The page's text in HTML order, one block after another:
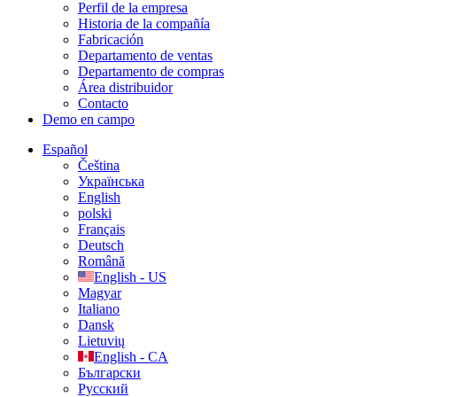
Perfil de la empresa
Historia de la compañía
Fabricación
Departamento de ventas
Departamento de compras
Área distribuidor
Contacto
Demo en campo
Español
Čeština
Українська
English
polski
Français
Deutsch
Română
English - US
Magyar
Italiano
Dansk
Lietuvių
English - CA
Български
Русский